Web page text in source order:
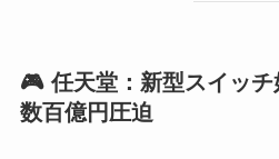
🎮 任天堂：新型スイッ
数百億円圧迫